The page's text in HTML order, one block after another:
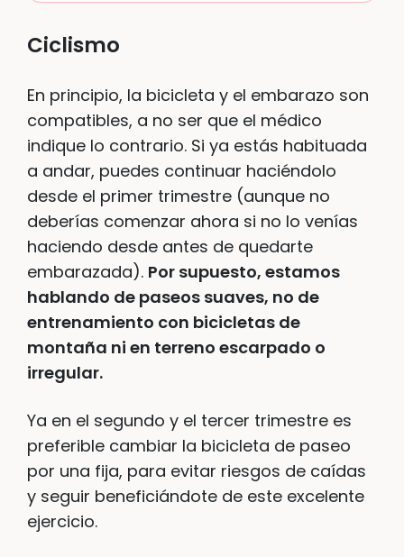
Ciclismo
En principio, la bicicleta y el embarazo son
compatibles, a no ser que el médico
indique lo contrario. Si ya estás habituada
a andar, puedes continuar haciéndolo
desde el primer trimestre (aunque no
deberías comenzar ahora si no lo venías
haciendo desde antes de quedarte
embarazada). Por supuesto, estamos
hablando de paseos suaves, no de
entrenamiento con bicicletas de
montaña ni en terreno escarpado o
irregular.
Ya en el segundo y el tercer trimestre es
preferible cambiar la bicicleta de paseo
por una fija, para evitar riesgos de caídas
y seguir beneficiándote de este excelente
ejercicio.